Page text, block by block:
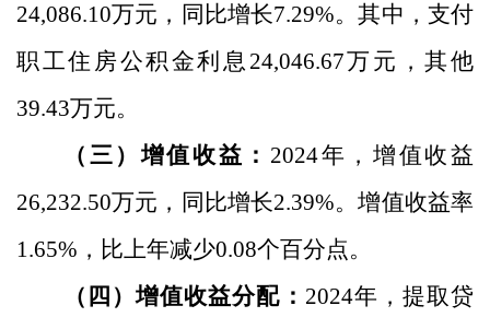
24,086.10万元，同比增长7.29%。其中，支付
职工住房公积金利息 24,046.67万元，其他
39.43万元。
（三）增值收益： 2024年，增值收益
26,232.50万元，同比增长2.39%。增值收益率
1.65% ，比上年减少0.08个百分点。
（四）增值收益分配： 2024年，提取贷